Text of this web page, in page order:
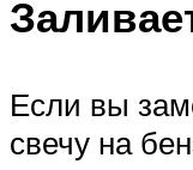
Если вы
свечу на